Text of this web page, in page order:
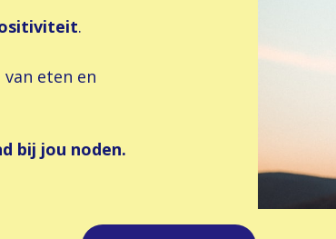
.
van eten en
bij jou noden.